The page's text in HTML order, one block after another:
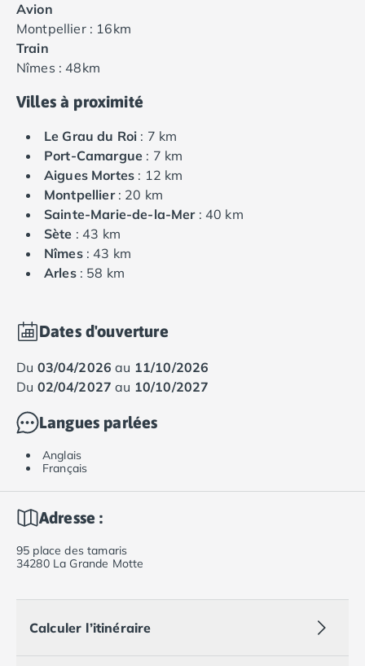
Avion
Montpellier : 16km
Train
Nîmes : 48km
Villes à proximité
Le Grau du Roi : 7 km
Port-Camargue : 7 km
Aigues Mortes : 12 km
Montpellier: 20 km
Sainte-Marie-de-la-Mer: 40 km
Sète : 43 km
Nîmes: 43 km
Arles: 58 km
Dates d'ouverture
du 03/04/2026 au 11/10/2026
du 02/04/2027 au 10/10/2027
Langues parlées
Anglais
Français
Adresse :
95 place des tamaris
34280 La Grande Motte
Calculer l’itinéraire